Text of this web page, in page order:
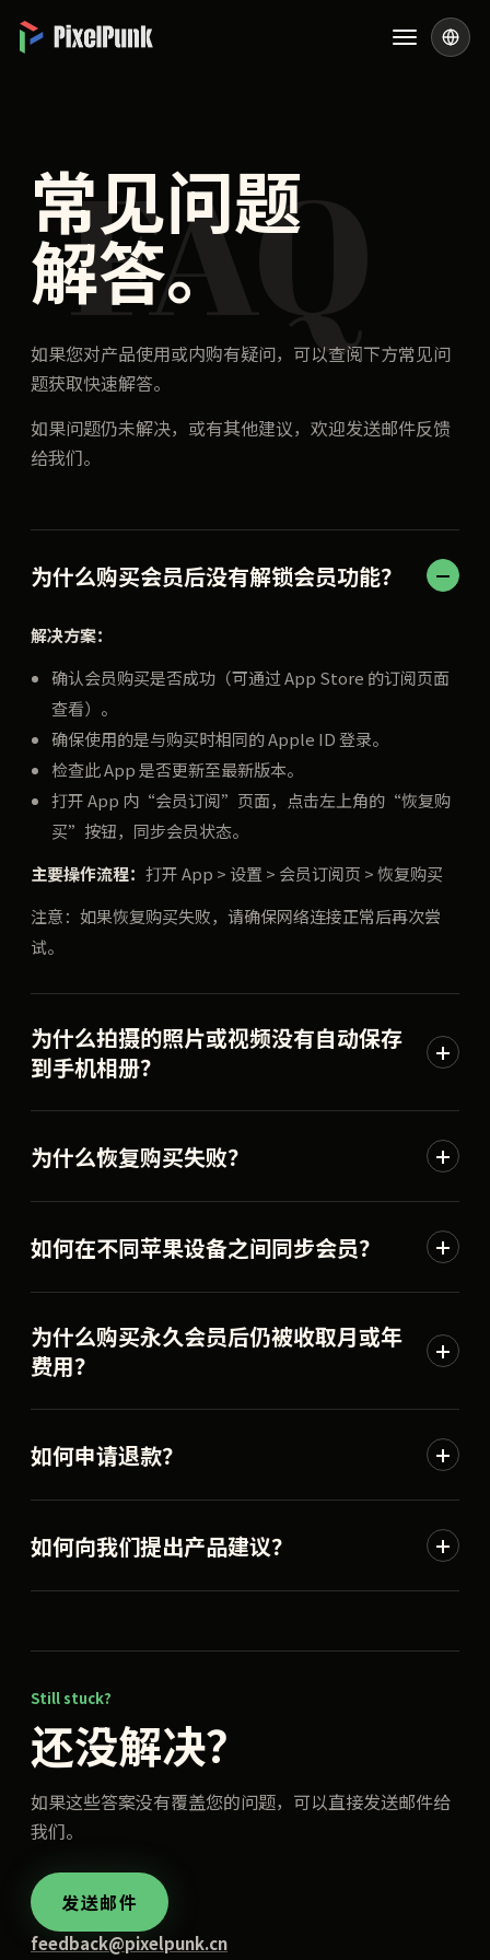
FAQ
常见问题
解答。
如果您对产品使用或内购有疑问，可以查阅下方常见问
题获取快速解答。
如果问题仍未解决，或有其他建议，欢迎发送邮件反馈
给我们。
为什么购买会员后没有解锁会员功能？
解决方案：
确认会员购买是否成功（可通过 App Store 的订阅页面
查看）。
确保使用的是与购买时相同的 Apple ID 登录。
检查此 App 是否更新至最新版本。
打开 App 内“会员订阅”页面，点击左上角的“恢复购
买”按钮，同步会员状态。
主要操作流程： 打开 App > 设置 > 会员订阅页 > 恢复购买
注意：如果恢复购买失败，请确保网络连接正常后再次尝
试。
为什么拍摄的照片或视频没有自动保存
到手机相册？
为什么恢复购买失败？
如何在不同苹果设备之间同步会员？
为什么购买永久会员后仍被收取月或年
费用？
如何申请退款？
如何向我们提出产品建议？
Still stuck?
还没解决？
如果这些答案没有覆盖您的问题，可以直接发送邮件给
我们。
发送邮件
feedback@pixelpunk.cn